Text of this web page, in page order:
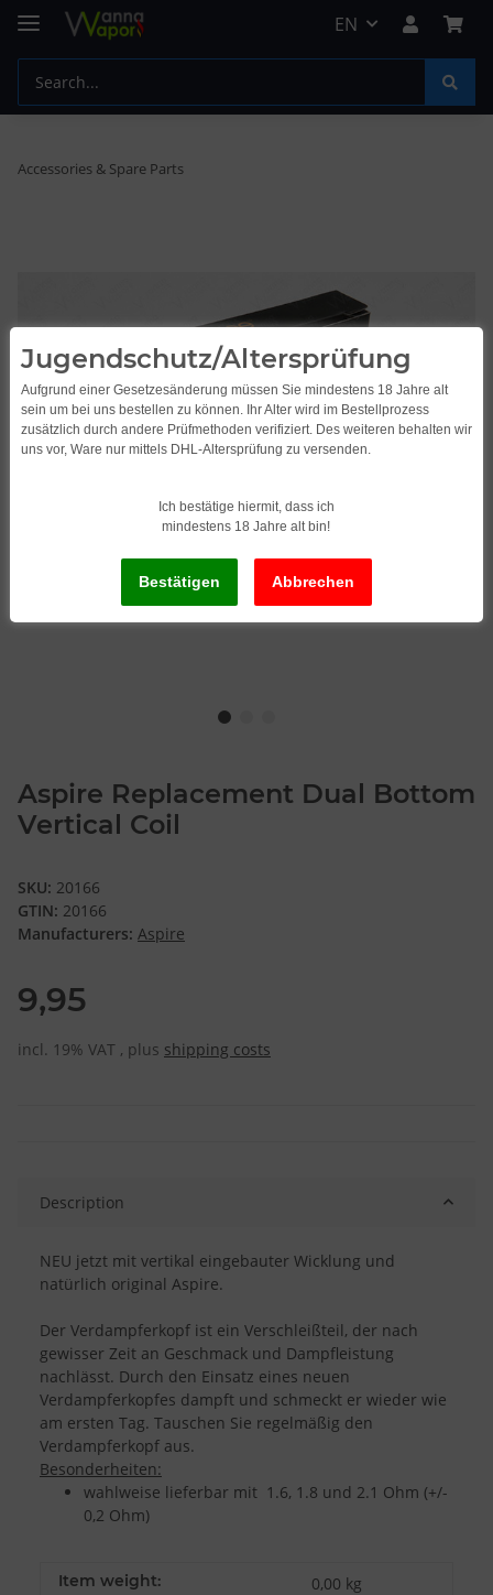
EN
Accessories & Spare Parts
Aspire Replacement Dual Bottom
Vertical Coil
SKU: 20166
GTIN: 20166
Manufacturers: Aspire
9,95
incl. 19% VAT , plus shipping costs
Description
NEU jetzt mit vertikal eingebauter Wicklung und
natürlich original Aspire.
Der Verdampferkopf ist ein Verschleißteil, der nach
gewisser Zeit an Geschmack und Dampfleistung
nachlässt. Durch den Einsatz eines neuen
Verdampferkopfes dampft und schmeckt er wieder wie
am ersten Tag. Tauschen Sie regelmäßig den
Verdampferkopf aus.
Besonderheiten:
wahlweise lieferbar mit 1.6, 1.8 und 2.1 Ohm (+/-
0,2 Ohm)
Item weight: 0,00 kg
Jugendschutz/Altersprüfung
Aufgrund einer Gesetzesänderung müssen Sie mindestens 18 Jahre alt
sein um bei uns bestellen zu können. Ihr Alter wird im Bestellprozess
zusätzlich durch andere Prüfmethoden verifiziert. Des weiteren behalten wir
uns vor, Ware nur mittels DHL-Altersprüfung zu versenden.
Ich bestätige hiermit, dass ich
mindestens 18 Jahre alt bin!